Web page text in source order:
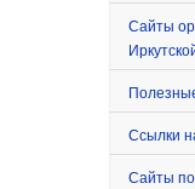
Сайты
Ссылки
Сайты